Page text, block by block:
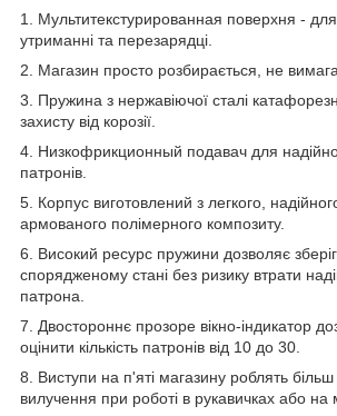
1. Мультитекстурированная поверхня -
утриманні та перезарядці.
2. Магазин просто розбирається, не
3. Пружина з нержавіючої сталі
захисту від корозії.
4. Низкофрикционный подавач для
патронів.
5. Корпус виготовлений з легкого,
армованого полімерного композиту.
6. Високий ресурс пружини дозволяє
спорядженому стані без ризику втрати
патрона.
7. Двостороннє прозоре вікно-індикатор
оцінити кількість патронів від 10 до 30.
8. Виступи на п'яті магазину роблять
вилучення при роботі в рукавичках або на